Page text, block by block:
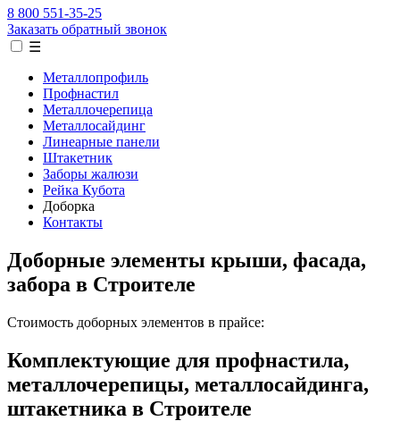
8 800 551-35-25
Заказать обратный звонок
☰
Металлопрофиль
Профнастил
Металлочерепица
Металлосайдинг
Линеарные панели
Штакетник
Заборы жалюзи
Рейка Кубота
Доборка
Контакты
Доборные элементы крыши, фасада,
забора в Строителе
Стоимость доборных элементов в прайсе:
Комплектующие для профнастила,
металлочерепицы, металлосайдинга,
штакетника в Строителе